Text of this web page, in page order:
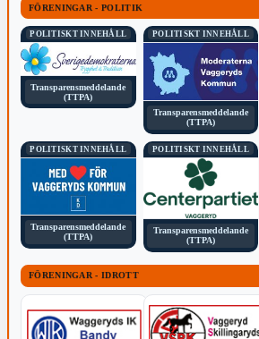
FÖRENINGAR - POLITIK
POLITISKT INNEHÅLL
Transparensmeddelande
(TTPA)
POLITISKT INNEHÅLL
Transparensmeddelande
(TTPA)
POLITISKT INNEHÅLL
Transparensmeddelande
(TTPA)
POLITISKT INNEHÅLL
Transparensmeddelande
(TTPA)
FÖRENINGAR - IDROTT